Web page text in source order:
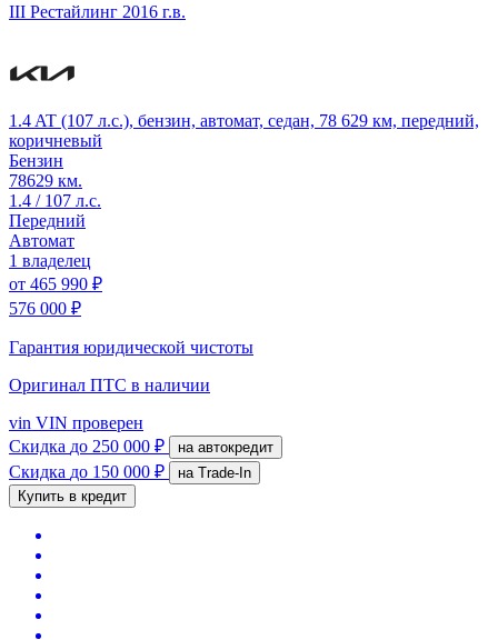
III Рестайлинг 2016 г.в.
1.4 AT (107 л.с.), бензин, автомат, седан, 78 629 км, передний,
коричневый
Бензин
78629 км.
1.4 / 107 л.с.
Передний
Автомат
1 владелец
от 465 990 ₽
576 000 ₽
Гарантия юридической чистоты
Оригинал ПТС в наличии
vin VIN проверен
Скидка до 250 000 ₽ на автокредит
Скидка до 150 000 ₽
на Trade-In
Купить в кредит